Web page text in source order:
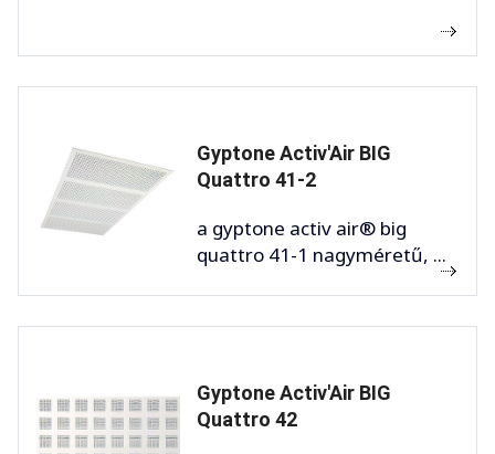
Gyptone Activ'Air BIG
Quattro 41-2
a gyptone activ air® big
quattro 41-1 nagyméretű, ...
Gyptone Activ'Air BIG
Quattro 42